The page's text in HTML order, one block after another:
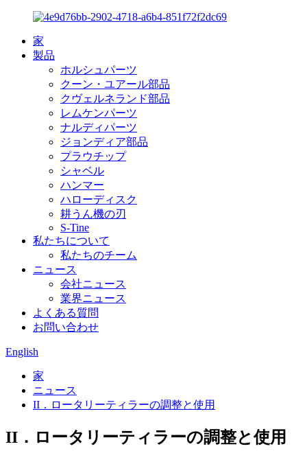
家
製品
ホルシュパーツ
クーン・ユアール部品
クヴェルネランド部品
レムケンパーツ
ナルディパーツ
ジョンディア部品
プラウチップ
シャベル
ハンマー
ハローディスク
耕うん機の刃
S-Tine
私たちについて
私たちのチーム
ニュース
会社ニュース
業界ニュース
よくある質問
お問い合わせ
English
家
ニュース
II．ロータリーティラーの調整と使用
II．ロータリーティラーの調整と使用